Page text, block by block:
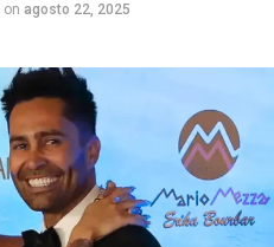
on agosto 22, 2025